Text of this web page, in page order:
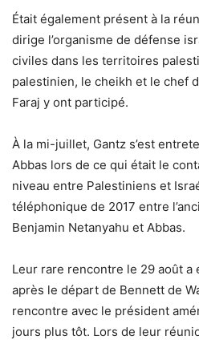
Était également présent à la
dirige l’organisme de défense
civiles dans les territoires
palestinien, le cheikh et le chef
Faraj y ont participé.
À la mi-juillet, Gantz s’est
Abbas lors de ce qui était le
niveau entre Palestiniens et
téléphonique de 2017 entre
Benjamin Netanyahu et Abbas.
Leur rare rencontre le 29 août a
après le départ de Bennett de
rencontre avec le président
jours plus tôt. Lors de leur